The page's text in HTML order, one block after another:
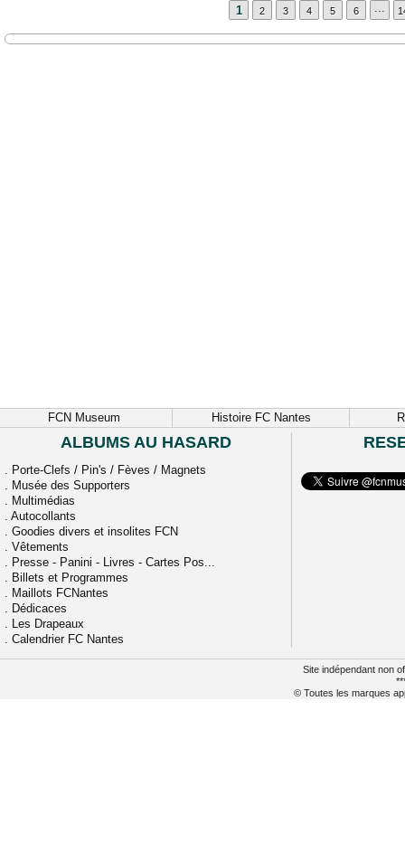
1 2 3 4 5 6 ...
FCN Museum Histoire FC Nantes
ALBUMS AU HASARD
. Porte-Clefs / Pin's / Fèves / Magnets
. Musée des Supporters
. Multimédias
. Autocollants
. Goodies divers et insolites FCN
. Vêtements
. Presse - Panini - Livres - Cartes Pos...
. Billets et Programmes
. Maillots FCNantes
. Dédicaces
. Les Drapeaux
. Calendrier FC Nantes
Site indépendant non
© Toutes les marques